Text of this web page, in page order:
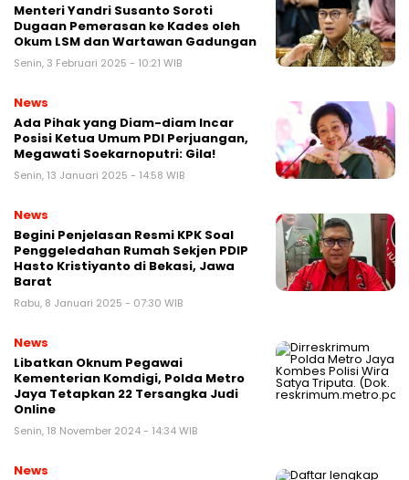
Menteri Yandri Susanto Soroti
Dugaan Pemerasan ke Kades oleh
Okum LSM dan Wartawan Gadungan
Senin, 3 Februari 2025 - 10:21 WIB
News
Ada Pihak yang Diam-diam Incar
Posisi Ketua Umum PDI Perjuangan,
Megawati Soekarnoputri: Gila!
Senin, 13 Januari 2025 - 14:58 WIB
News
Begini Penjelasan Resmi KPK Soal
Penggeledahan Rumah Sekjen PDIP
Hasto Kristiyanto di Bekasi, Jawa
Barat
Rabu, 8 Januari 2025 - 07:30 WIB
News
Libatkan Oknum Pegawai
Kementerian Komdigi, Polda Metro
Jaya Tetapkan 22 Tersangka Judi
Online
Senin, 18 November 2024 - 14:34 WIB
News